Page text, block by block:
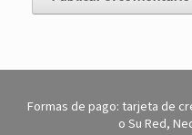
Formas de pago: tarjeta de
o Su Red,